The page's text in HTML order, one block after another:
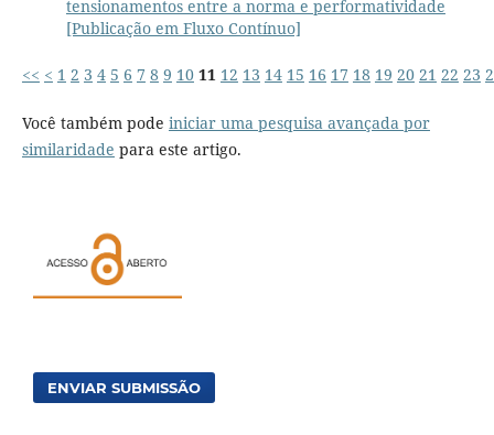
tensionamentos entre a norma e performatividade
[Publicação em Fluxo Contínuo]
<< < 1 2 3 4 5 6 7 8 9 10 11 12 13 14 15 16 17 18 19 20 21 22 23
Você também pode iniciar uma pesquisa avançada por
similaridade para este artigo.
ENVIAR SUBMISSÃO